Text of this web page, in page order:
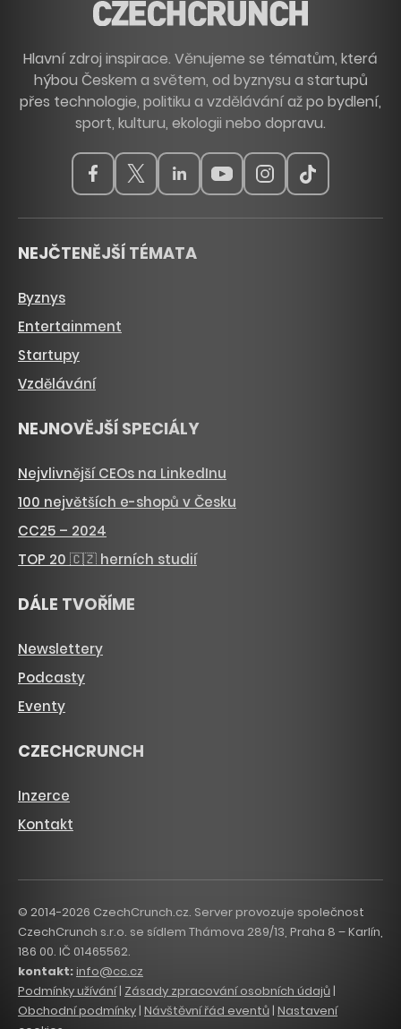
Hlavní zdroj inspirace. Věnujeme se tématům, která
hýbou Českem a světem, od byznysu a startupů
přes technologie, politiku a vzdělávání až po bydlení,
sport, kulturu, ekologii nebo dopravu.
NEJČTENĚJŠÍ TÉMATA
Byznys
Entertainment
Startupy
Vzdělávání
NEJNOVĚJŠÍ SPECIÁLY
Nejvlivnější CEOs na LinkedInu
100 největších e-shopů v Česku
CC25 – 2024
TOP 20 🇨🇿 herních studií
DÁLE TVOŘÍME
Newslettery
Podcasty
Eventy
CZECHCRUNCH
Inzerce
Kontakt
© 2014-2026 CzechCrunch.cz. Server provozuje společnost
CzechCrunch s.r.o. se sídlem Thámova 289/13, Praha 8 – Karlín,
186 00. IČ 01465562.
kontakt:info@cc.cz
Podmínky užívání| Zásady zpracování osobních údajů|
Obchodní podmínky| Návštěvní řád eventů | Nastavení